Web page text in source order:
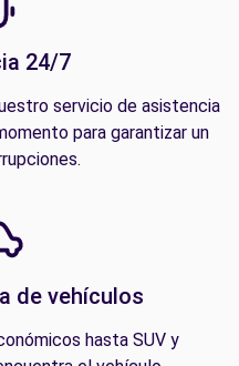
24/7
servicio de asistencia
para garantizar un
de vehículos
hasta SUV y